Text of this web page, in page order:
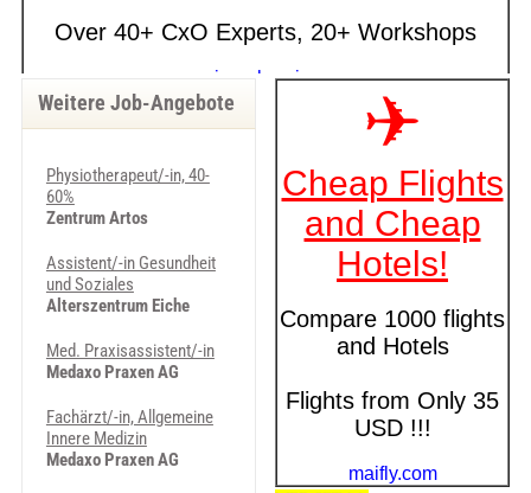
Weitere Job-Angebote
Physiotherapeut/-in, 40-
60%
Zentrum Artos
Assistent/-in Gesundheit
und Soziales
Alterszentrum Eiche
Med. Pra­xi­sas­sis­ten­t/-in
Medaxo Praxen AG
Fachärzt/-in, Allgemeine
Innere Medizin
Medaxo Praxen AG